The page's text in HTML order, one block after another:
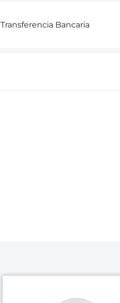
Transferencia Bancaria